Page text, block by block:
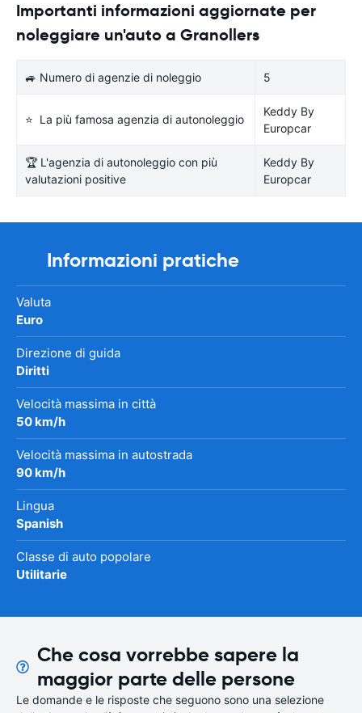
Importanti informazioni aggiornate per
noleggiare un'auto a Granollers
🚙 Numero di agenzie di noleggio 5
⭐ La più famosa agenzia di autonoleggio
Keddy By
Europcar
🏆 L'agenzia di autonoleggio con più
valutazioni positive
Keddy By
Europcar
Informazioni pratiche
Valuta
Euro
Direzione di guida
Diritti
Velocità massima in città
50 km/h
Velocità massima in autostrada
90 km/h
Lingua
Spanish
Classe di auto popolare
Utilitarie
Che cosa vorrebbe sapere la
maggior parte delle persone
Le domande e le risposte che seguono sono una selezione